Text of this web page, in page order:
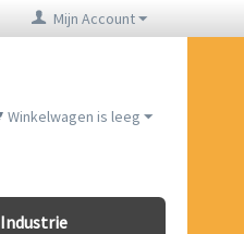
Mijn Account
Winkelwagen is leeg
Industrie